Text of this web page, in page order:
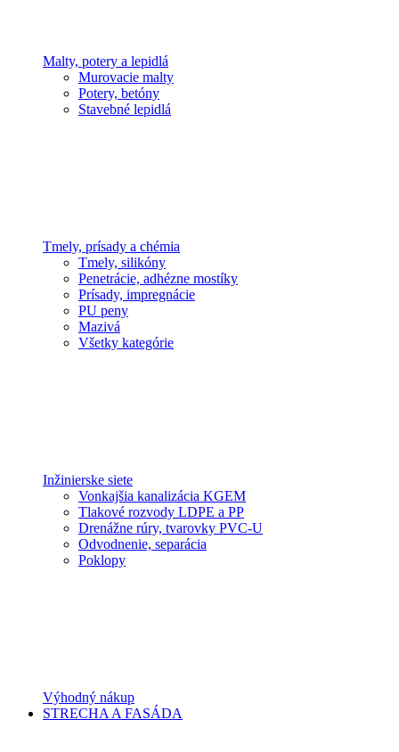
Malty, potery a lepidlá
Murovacie malty
Potery, betóny
Stavebné lepidlá
Tmely, prísady a chémia
Tmely, silikóny
Penetrácie, adhézne mostíky
Prísady, impregnácie
PU peny
Mazivá
Všetky kategórie
Inžinierske siete
Vonkajšia kanalizácia KGEM
Tlakové rozvody LDPE a PP
Drenážne rúry, tvarovky PVC-U
Odvodnenie, separácia
Poklopy
Výhodný nákup
STRECHA A FASÁDA